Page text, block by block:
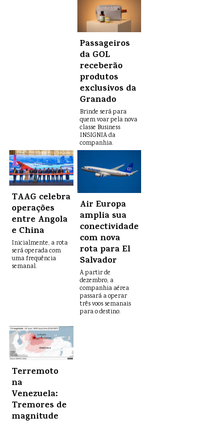
Passageiros
da GOL
receberão
produtos
exclusivos da
Granado
Brinde será para
quem voar pela nova
classe Business
INSIGNIA da
companhia.
TAAG celebra
operações
entre Angola
e China
Inicialmente, a rota
será operada com
uma frequência
semanal.
Air Europa
amplia sua
conectividade
com nova
rota para El
Salvador
A partir de
dezembro, a
companhia aérea
passará a operar
três voos semanais
para o destino.
Terremoto
na
Venezuela:
Tremores de
magnitude